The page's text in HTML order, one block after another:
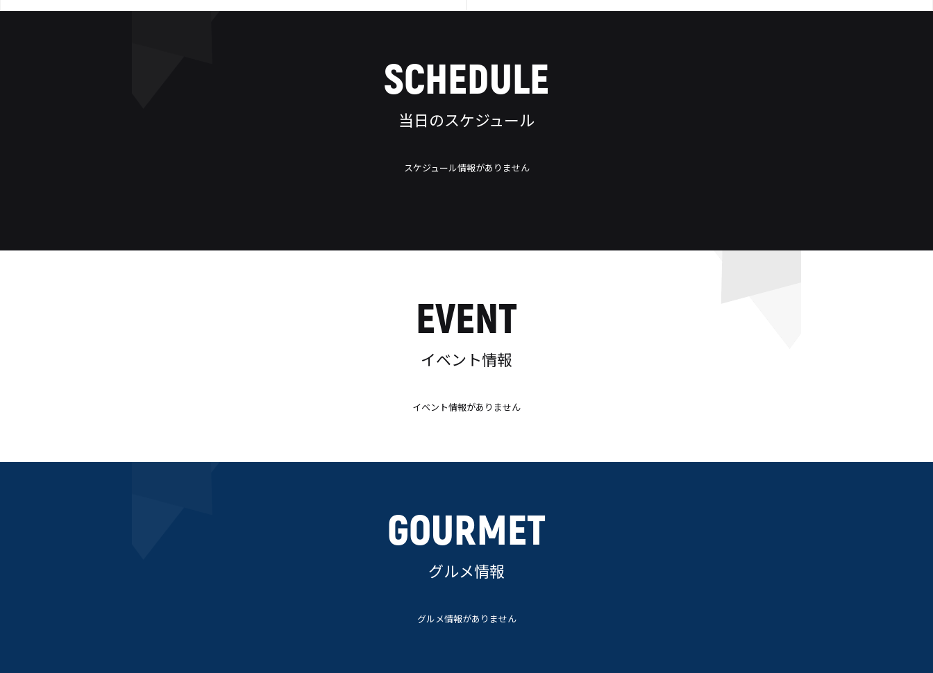
SCHEDULE
当日のスケジュール
スケジュール情報がありません
EVENT
イベント情報
イベント情報がありません
GOURMET
グルメ情報
グルメ情報がありません